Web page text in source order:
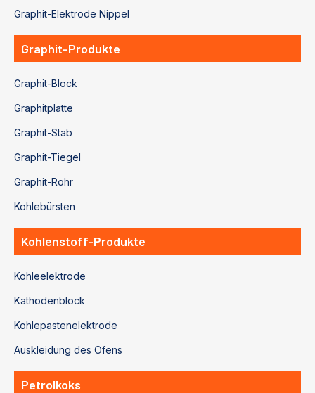
Graphit-Elektrode Nippel
Graphit-Produkte
Graphit-Block
Graphitplatte
Graphit-Stab
Graphit-Tiegel
Graphit-Rohr
Kohlebürsten
Kohlenstoff-Produkte
Kohleelektrode
Kathodenblock
Kohlepastenelektrode
Auskleidung des Ofens
Petrolkoks